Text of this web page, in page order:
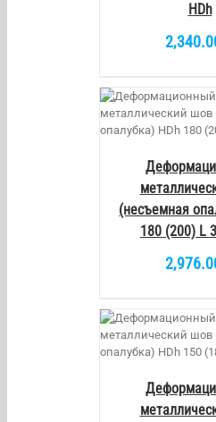
HDh
(несъемная
180 (200) L